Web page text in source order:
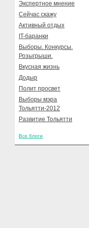
Экспертное мнение
Сейчас скажу
Активный отдых
IT-баранки
Выборы. Конкурсы.
Розыгрыши.
Вкусная жизнь
Додыр
Полит просвет
Выборы мэра
Тольятти-2012
Развитие Тольятти
Все блоги